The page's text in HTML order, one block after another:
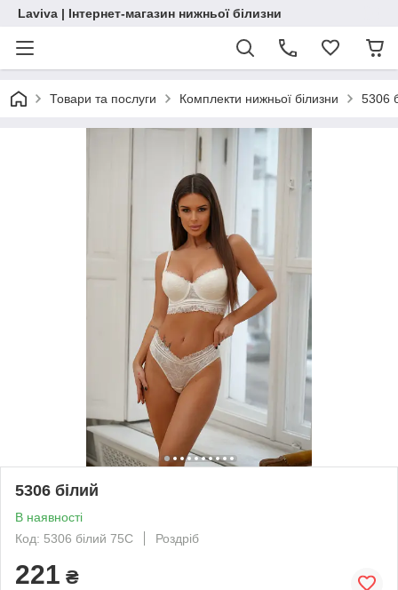
Laviva | Інтернет-магазин нижньої білизни
Товари та послуги Комплекти нижньої білизни 5306
5306 білий
В наявності
Код: 5306 білий 75С
Роздріб
221 ₴